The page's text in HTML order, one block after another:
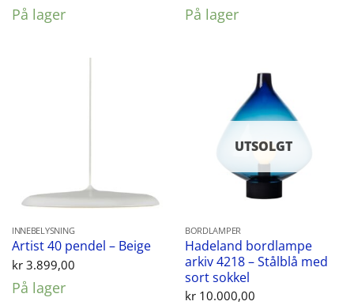
På lager På lager
INNEBELYSNING
Artist 40 pendel – Beige
kr3.899,00
På lager
UTSOLGT
BORDLAMPER
Hadeland bordlampe
arkiv 4218 – Stålblå med
sort sokkel
kr10.000,00